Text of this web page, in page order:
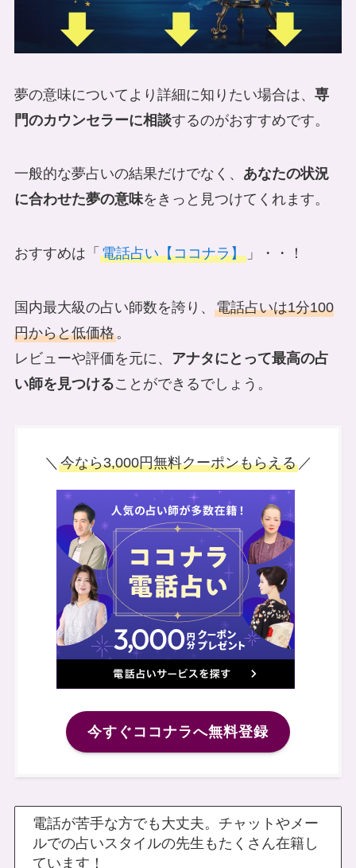
夢の意味についてより詳細に知りたい場合は、 専
門のカウンセラーに相談するのがおすすめです。
一般的な夢占いの結果だけでなく、 あなたの状況
に合わせた夢の意味をきっと見つけてくれます。
おすすめは「 電話占い【ココナラ】」・・！
国内最大級の占い師数を誇り、 電話占いは1分100
円からと低価格。
レビューや評価を元に、 アナタにとって最高の占
い師を見つけることができるでしょう。
＼ 今なら3,000円無料クーポンもらえる／
今すぐココナラへ無料登録
電話が苦手な方でも大丈夫。チャットやメー
ルでの占いスタイルの先生もたくさん在籍し
ています！